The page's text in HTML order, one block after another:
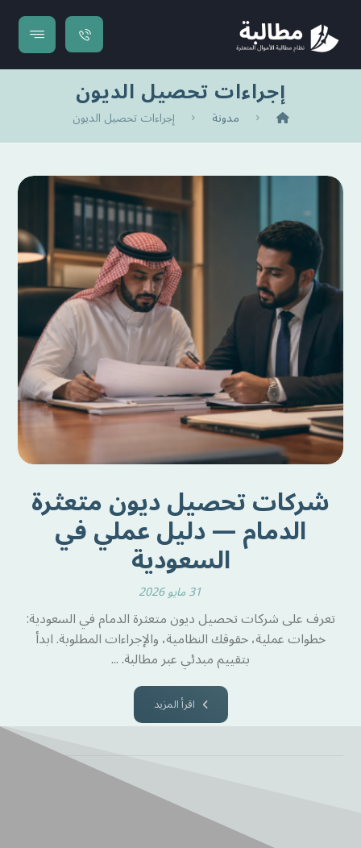
إجراءات تحصيل الديون
مدونة إجراءات تحصيل الديون
شركات تحصيل ديون متعثرة
الدمام — دليل عملي في
السعودية
31 مايو 2026
تعرف على شركات تحصيل ديون متعثرة الدمام في السعودية:
خطوات عملية، حقوقك النظامية، والإجراءات المطلوبة. ابدأ
بتقييم مبدئي عبر مطالبة. ...
اقرأ المزيد